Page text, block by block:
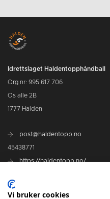
Idrettslaget Haldentopphåndball
Org nr: 995 617 706
Os alle 2B
1777 Halden
post@haldentopp.no
45438771
https://haldentopp.no/
Se Hans Petter Willes bildearkiv
Vi bruker cookies